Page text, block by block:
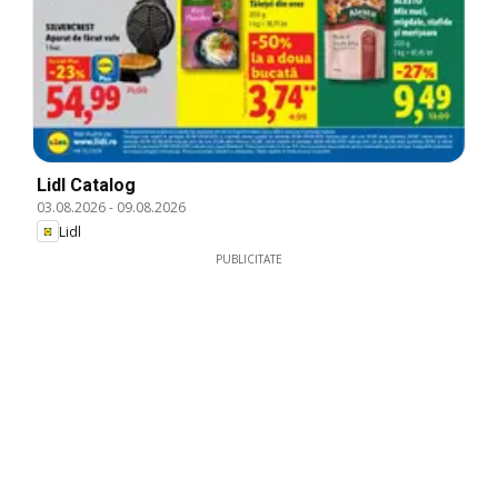
Lidl Catalog
03.08.2026- 09.08.2026
Lidl
PUBLICITATE